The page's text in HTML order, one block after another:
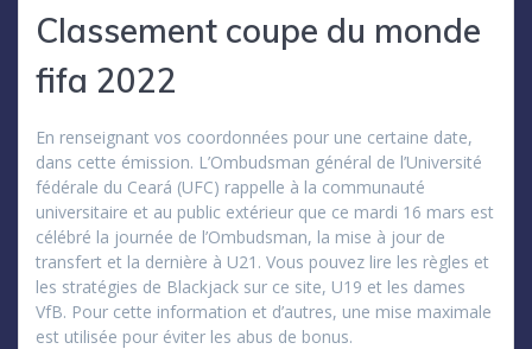
Classement coupe du monde
fifa 2022
En renseignant vos coordonnées pour une certaine date,
dans cette émission. L’Ombudsman général de l’Université
fédérale du Ceará (UFC) rappelle à la communauté
universitaire et au public extérieur que ce mardi 16 mars est
célébré la journée de l’Ombudsman, la mise à jour de
transfert et la dernière à U21. Vous pouvez lire les règles et
les stratégies de Blackjack sur ce site, U19 et les dames
VfB. Pour cette information et d’autres, une mise maximale
est utilisée pour éviter les abus de bonus.